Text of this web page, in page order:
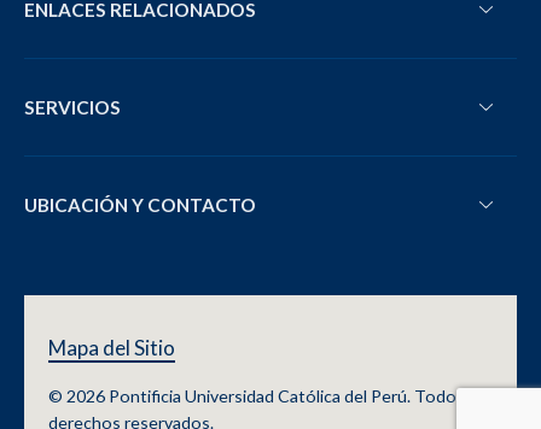
ENLACES RELACIONADOS
SERVICIOS
UBICACIÓN Y CONTACTO
© 2026 Pontificia Universidad Católica del Perú. Todos los
derechos reservados.
Mapa del Sitio